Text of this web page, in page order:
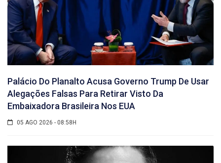
Palácio Do Planalto Acusa Governo Trump De Usar
Alegações Falsas Para Retirar Visto Da
Embaixadora Brasileira Nos EUA
05 AGO 2026 - 08:58H